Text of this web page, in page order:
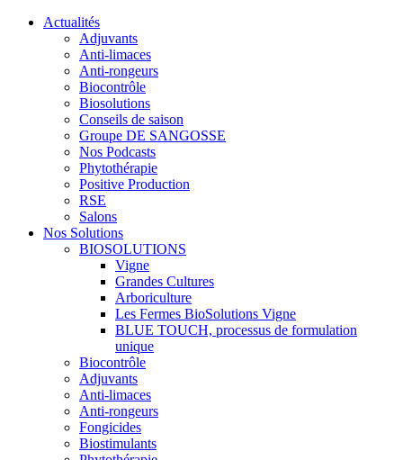
Actualités
Adjuvants
Anti-limaces
Anti-rongeurs
Biocontrôle
Biosolutions
Conseils de saison
Groupe DE SANGOSSE
Nos Podcasts
Phytothérapie
Positive Production
RSE
Salons
Nos Solutions
BIOSOLUTIONS
Vigne
Grandes Cultures
Arboriculture
Les Fermes BioSolutions Vigne
BLUE TOUCH, processus de formulation
unique
Biocontrôle
Adjuvants
Anti-limaces
Anti-rongeurs
Fongicides
Biostimulants